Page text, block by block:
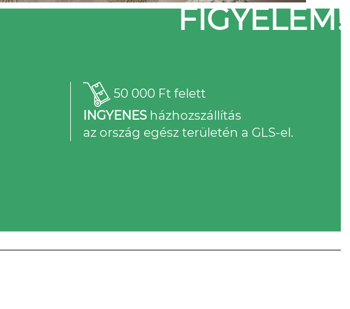
FIGYELEM!
50 000 Ft felett
INGYENESházhozszállítás
az ország egész területén a GLS-el.